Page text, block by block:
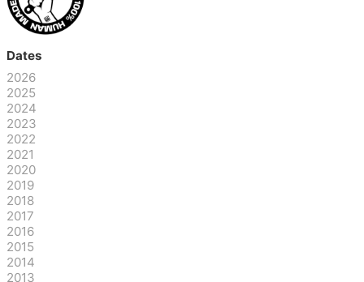
Dates
2026
2025
2024
2023
2022
2021
2020
2019
2018
2017
2016
2015
2014
2013